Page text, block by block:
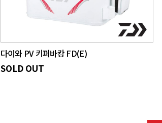
다이와 PV 키퍼바캉 FD(E)
SOLD OUT